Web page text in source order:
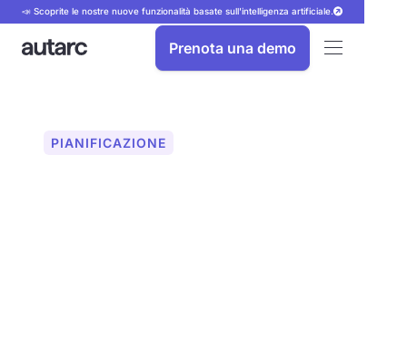
📣 Scoprite le nostre nuove funzionalità basate sull'intelligenza artificiale.
Prenota una demo
PIANIFICAZIONE